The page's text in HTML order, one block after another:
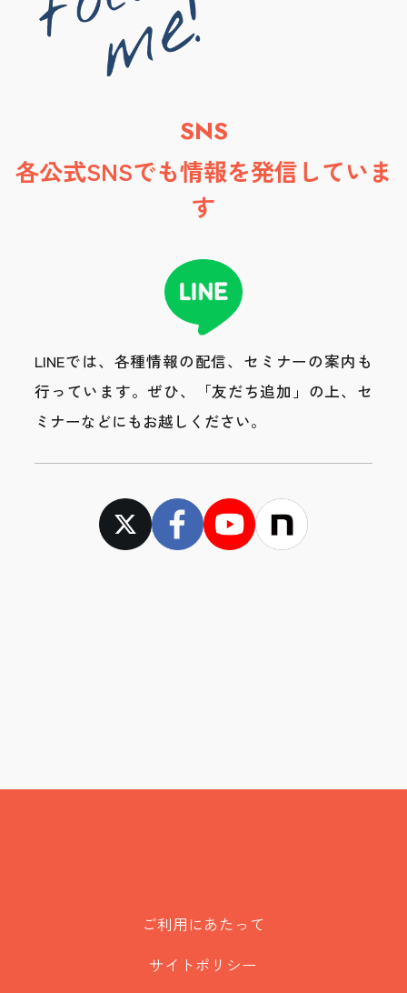
SNS
各公式SNSでも情報を発信していま
す
LINEでは、各種情報の配信、セミナーの案内も
行っています。 ぜひ、「友だち追加」の上、セ
ミナーなどにもお越しください。
ご利用にあたって
サイトポリシー